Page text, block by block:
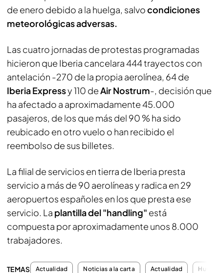
de enero debido a la huelga, salvocondiciones
meteorológicas adversas.
Las cuatro jornadas de protestas programadas
hicieron que Iberia cancelara 444 trayectos con
antelación -270 de la propia aerolínea, 64 de
Iberia Expressy 110 deAir Nostrum-, decisión que
ha afectado a aproximadamente 45.000
pasajeros, de los que más del 90 % ha sido
reubicado en otro vuelo o han recibido el
reembolso de sus billetes.
La filial de servicios en tierra de Iberia presta
servicio a más de 90 aerolíneas y radica en 29
aeropuertos españoles en los que presta ese
servicio. La plantilla del "handling" está
compuesta por aproximadamente unos 8.000
trabajadores.
TEMAS Actualidad Noticias a la carta Actualidad